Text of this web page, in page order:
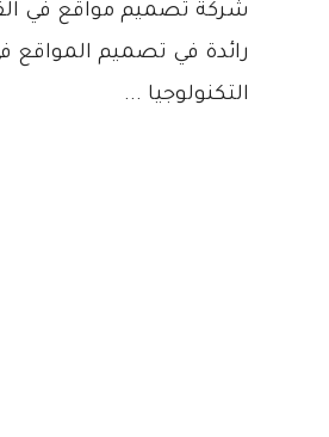
شركة تصميم مواقع في
رائدة في تصميم المواقع
التكنولوجيا ...